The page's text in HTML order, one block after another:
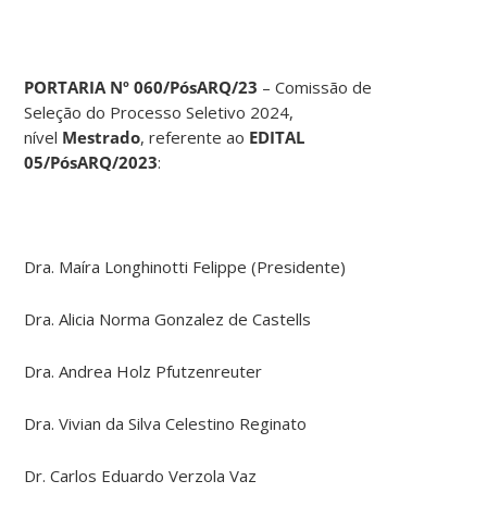
PORTARIA Nº 060/PósARQ/23 – Comissão de
Seleção do Processo Seletivo 2024,
nível Mestrado, referente ao EDITAL
05/PósARQ/2023:
Dra. Maíra Longhinotti Felippe (Presidente)
Dra. Alicia Norma Gonzalez de Castells
Dra. Andrea Holz Pfutzenreuter
Dra. Vivian da Silva Celestino Reginato
Dr. Carlos Eduardo Verzola Vaz